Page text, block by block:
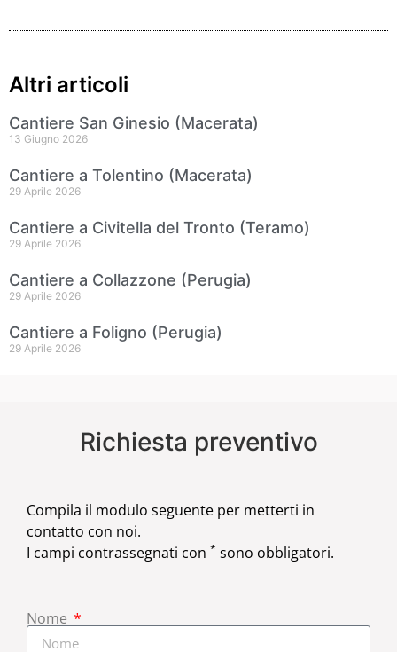
Altri articoli
Cantiere San Ginesio (Macerata)
13 Giugno 2026
Cantiere a Tolentino (Macerata)
29 Aprile 2026
Cantiere a Civitella del Tronto (Teramo)
29 Aprile 2026
Cantiere a Collazzone (Perugia)
29 Aprile 2026
Cantiere a Foligno (Perugia)
29 Aprile 2026
Richiesta preventivo
Compila il modulo seguente per metterti in
contatto con noi.
I campi contrassegnati con * sono obbligatori.
Nome